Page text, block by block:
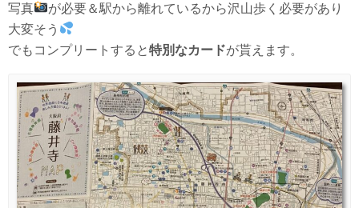
写真
が必要＆駅から離れているから沢山歩く必要があり
大変そう
でもコンプリートすると特別なカードが貰えます。